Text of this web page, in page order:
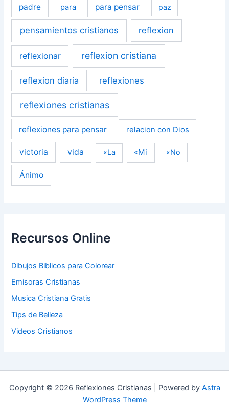
padre para para pensar paz
pensamientos cristianos reflexion
reflexionar reflexion cristiana
reflexion diaria reflexiones
reflexiones cristianas
reflexiones para pensar relacion con Dios
victoria vida «La «Mi «No
Ánimo
Recursos Online
Dibujos Biblicos para Colorear
Emisoras Cristianas
Musica Cristiana Gratis
Tips de Belleza
Videos Cristianos
Copyright © 2026 Reflexiones Cristianas | Powered by Astra
WordPress Theme